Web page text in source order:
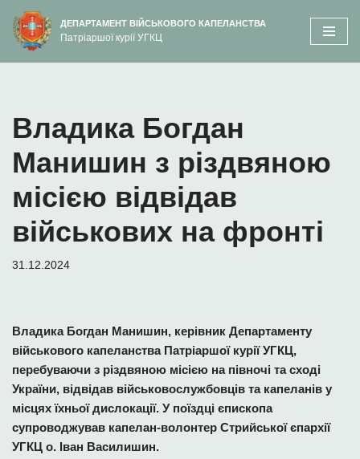
вмісту
Перейти
до
ДЕПАРТАМЕНТ ВІЙСЬКОВОГО КАПЕЛАНСТВА
Патріаршої курії УГКЦ
Владика Богдан
Манишин з різдвяною
місією відвідав
військових на фронті
31.12.2024
Владика Богдан Манишин, керівник Департаменту
військового капеланства Патріаршої курії УГКЦ,
перебуваючи з різдвяною місією на півночі та сході
України, відвідав військовослужбовців та капеланів у
місцях їхньої дислокації. У поїздці єпископа
супроводжував капелан-волонтер Стрийської єпархії
УГКЦ о. Іван Василишин.